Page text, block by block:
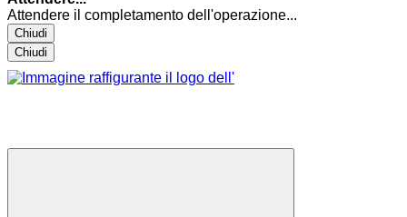
Attendere il completamento dell'operazione...
Chiudi
Chiudi